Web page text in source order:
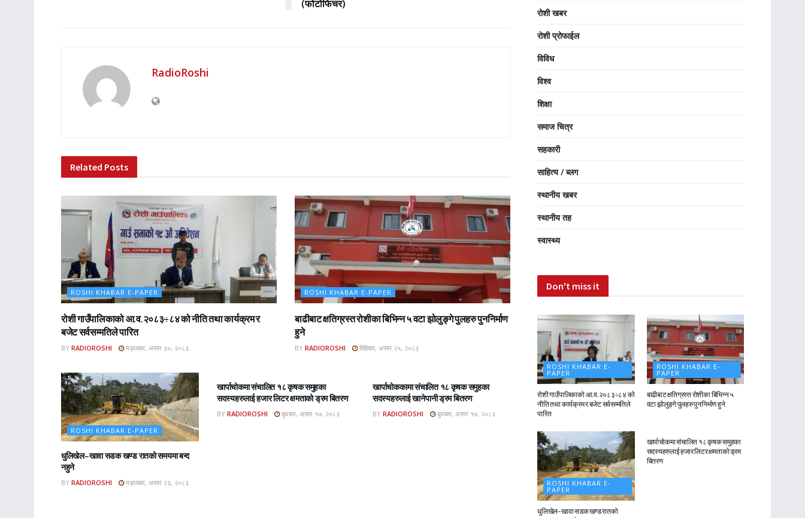
(फोटोफिचर)
RadioRoshi
Related Posts
ROSHI KHABAR E-PAPER
रोशी गाउँपालिकाको आ.व.२०८३÷८४ को नीति तथा कार्यक्रम र
बजेट सर्वसम्मतिले पारित
BY RADIOROSHI मङ्लबार, असार ३०, २०८३
ROSHI KHABAR E-PAPER
बाढीबाट क्षतिग्रस्त रोशीका बिभिन्न ५ वटा झोलुङ्गे पुलहरु पुननिर्माण
हुने
BY RADIOROSHI बिहिबार, असार २५, २०८३
ROSHI KHABAR E-PAPER
धुलिखेल–खावा सडक खण्ड रातको समयमा बन्द
नहुने
BY RADIOROSHI मङ्लबार, असार २३, २०८३
खार्पाचोकमा संचालित १८ कृषक समुहका
सदस्यहरुलाई हजार लिटर क्षमताको ड्रम बितरण
BY RADIOROSHI बुधबार, असार १७, २०८३
खार्पाचोककामा संचालित १८ कृषक समुहका
सदस्यहरुलाई खानेपानी ड्रम बितरण
BY RADIOROSHI बुधबार, असार १७, २०८३
रोशी खबर
रोशी प्रोफाईल
विविध
विश्व
शिक्षा
समाज चित्र
सहकारी
साहित्य / ब्लग
स्थानीय खबर
स्थानीय तह
स्वास्थ्य
Don't miss it
ROSHI KHABAR E-
PAPER
रोशी गाउँपालिकाको आ.व.२०८३÷८४ को
नीति तथा कार्यक्रम र बजेट सर्वसम्मतिले
पारित
ROSHI KHABAR E-
PAPER
बाढीबाट क्षतिग्रस्त रोशीका बिभिन्न ५
वटा झोलुङ्गे पुलहरु पुननिर्माण हुने
ROSHI KHABAR E-
PAPER
धुलिखेल–खावा सडक खण्ड रातको
खार्पाचोकमा संचालित १८ कृषक समुहका
सदस्यहरुलाई हजार लिटर क्षमताको ड्रम
बितरण